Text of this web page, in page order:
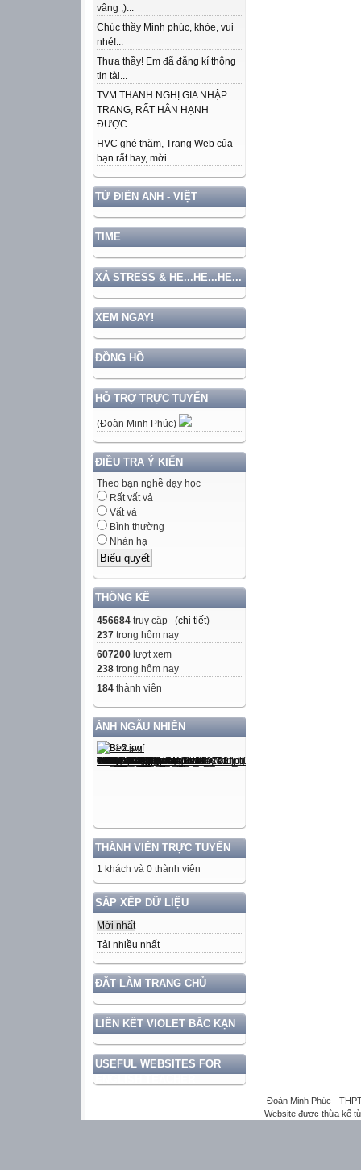
vâng ;)...
Chúc thầy Minh phúc, khỏe, vui
nhé!...
Thưa thầy! Em đã đăng kí thông
tin tài...
TVM THANH NGHỊ GIA NHẬP
TRANG, RẤT HÂN HẠNH
ĐƯỢC...
HVC ghé thăm, Trang Web của
bạn rất hay, mời...
TỪ ĐIỂN ANH - VIỆT
TIME
XẢ STRESS & HE...HE...HE...
XEM NGAY!
ĐỒNG HỒ
HỖ TRỢ TRỰC TUYẾN
(Đoàn Minh Phúc)
ĐIỀU TRA Ý KIẾN
Theo bạn nghề dạy học
Rất vất vả
Vất vả
Bình thường
Nhàn hạ
THỐNG KÊ
456684 truy cập (chi tiết)
237 trong hôm nay
607200 lượt xem
238 trong hôm nay
184 thành viên
ẢNH NGẪU NHIÊN
THÀNH VIÊN TRỰC TUYẾN
1 khách và 0 thành viên
SẮP XẾP DỮ LIỆU
Mới nhất
Tải nhiều nhất
ĐẶT LÀM TRANG CHỦ
LIÊN KẾT VIOLET BẮC KẠN
USEFUL WEBSITES FOR
Đoàn Minh Phúc -
Website được thừa kế